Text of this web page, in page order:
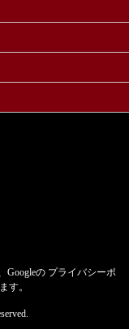
Googleの プライバシーポ
す。